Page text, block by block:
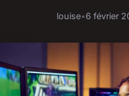
louise•6 février